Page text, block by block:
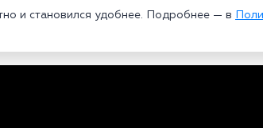
и становился удобнее. Подробнее — в